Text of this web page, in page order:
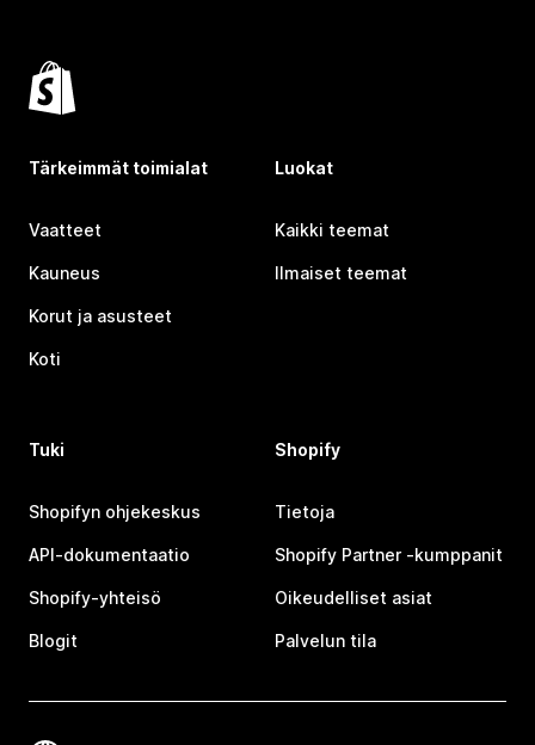
Tärkeimmät toimialat
Vaatteet
Kauneus
Korut ja asusteet
Koti
Luokat
Kaikki teemat
Ilmaiset teemat
Tuki
Shopifyn ohjekeskus
API-dokumentaatio
Shopify-yhteisö
Blogit
Shopify
Tietoja
Shopify Partner ‑kumppanit
Oikeudelliset asiat
Palvelun tila